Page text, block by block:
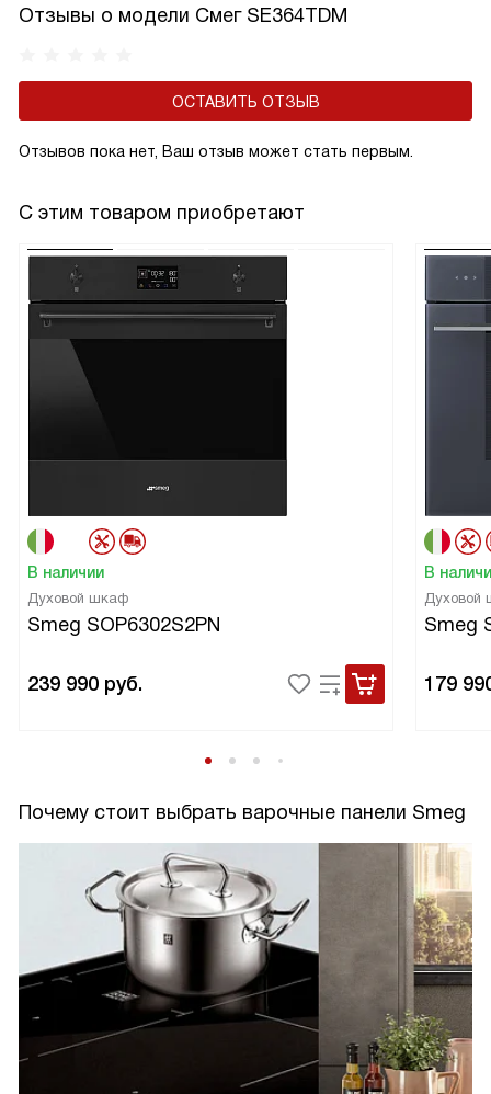
Отзывы о модели Смег SE364TDM
ОСТАВИТЬ ОТЗЫВ
Отзывов пока нет, Ваш отзыв может стать первым.
С этим товаром приобретают
В наличии
Духовой шкаф
Smeg SOP6302S2PN
239 990 руб.
В
Духовой
Smeg
179
Почему стоит выбрать варочные панели Smeg